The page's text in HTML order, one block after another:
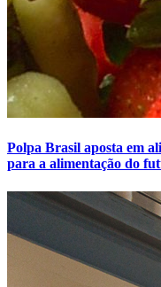
Polpa Brasil aposta em
para a alimentação do